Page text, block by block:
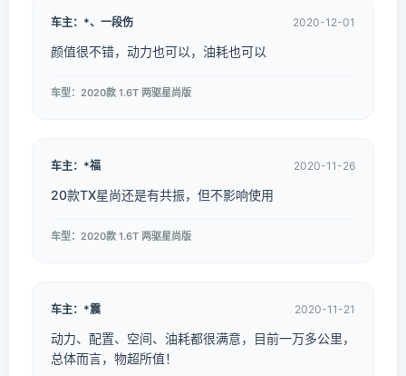
车主：*、一段伤 2020-12-01
颜值很不错，动力也可以，油耗也可以
车型：2020款 1.6T 两驱星尚版
车主：*福 2020-11-26
20款TX星尚还是有共振，但不影响使用
车型：2020款 1.6T 两驱星尚版
车主：*震 2020-11-21
动力、配置、空间、油耗都很满意，目前一万多公里，
总体而言，物超所值！